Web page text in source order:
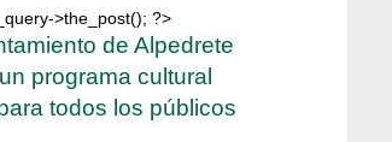
>the_post(); ?>
de Alpedrete
programa cultural
todos los públicos